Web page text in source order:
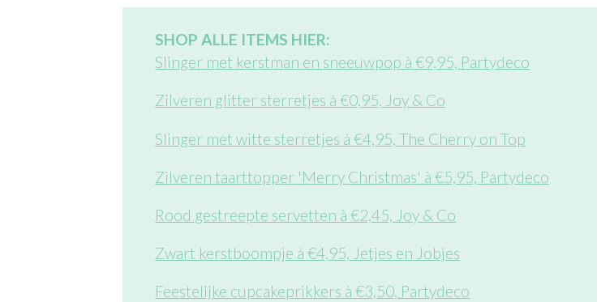
SHOP ALLE ITEMS HIER:
Slinger met kerstman en sneeuwpop à €9,95, Partydeco
Zilveren glitter sterretjes à €0,95, Joy & Co
Slinger met witte sterretjes à €4,95, The Cherry on Top
Zilveren taarttopper 'Merry Christmas' à €5,95, Partydeco
Rood gestreepte servetten à €2,45, Joy & Co
Zwart kerstboompje à €4,95, Jetjes en Jobjes
Feestelijke cupcakeprikkers à €3,50, Partydeco